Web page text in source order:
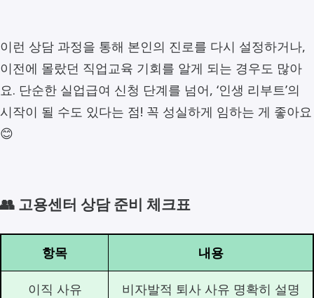
이런 상담 과정을 통해 본인의 진로를 다시 설정하거나,
이전에 몰랐던 직업교육 기회를 알게 되는 경우도 많아
요. 단순한 실업급여 신청 단계를 넘어, ‘인생 리부트’의
시작이 될 수도 있다는 점! 꼭 성실하게 임하는 게 좋아요
😊
👥 고용센터 상담 준비 체크표
항목 내용
이직 사유 비자발적 퇴사 사유 명확히 설명